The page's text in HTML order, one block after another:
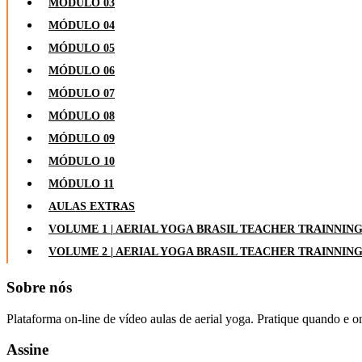
MÓDULO 03
MÓDULO 04
MÓDULO 05
MÓDULO 06
MÓDULO 07
MÓDULO 08
MÓDULO 09
MÓDULO 10
MÓDULO 11
AULAS EXTRAS
VOLUME 1 | AERIAL YOGA BRASIL TEACHER
VOLUME 2 | AERIAL YOGA BRASIL TEACHER
Sobre nós
Plataforma on-line de vídeo aulas de aerial yoga. Pratique quando e
Assine